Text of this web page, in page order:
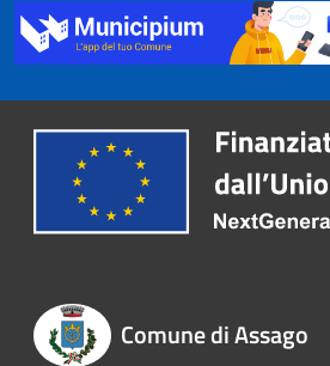
Comune di Assago